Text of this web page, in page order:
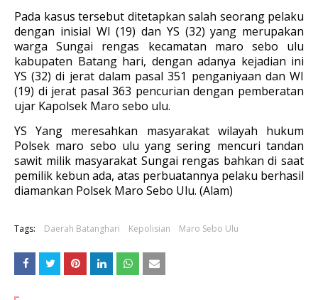
Pada kasus tersebut ditetapkan salah seorang pelaku
dengan inisial WI (19) dan YS (32) yang merupakan
warga Sungai rengas kecamatan maro sebo ulu
kabupaten Batang hari, dengan adanya kejadian ini
YS (32) di jerat dalam pasal 351 penganiyaan dan WI
(19) di jerat pasal 363 pencurian dengan pemberatan
ujar Kapolsek Maro sebo ulu.
YS Yang meresahkan masyarakat wilayah hukum
Polsek maro sebo ulu yang sering mencuri tandan
sawit milik masyarakat Sungai rengas bahkan di saat
pemilik kebun ada, atas perbuatannya pelaku berhasil
diamankan Polsek Maro Sebo Ulu. (Alam)
Tags: Daerah Batanghari Kepolisian Maro Sebo Ulu